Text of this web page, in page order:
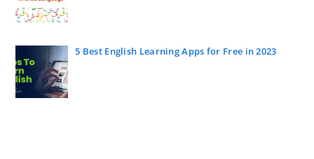
5 Best English Learning Apps for Free in 2023